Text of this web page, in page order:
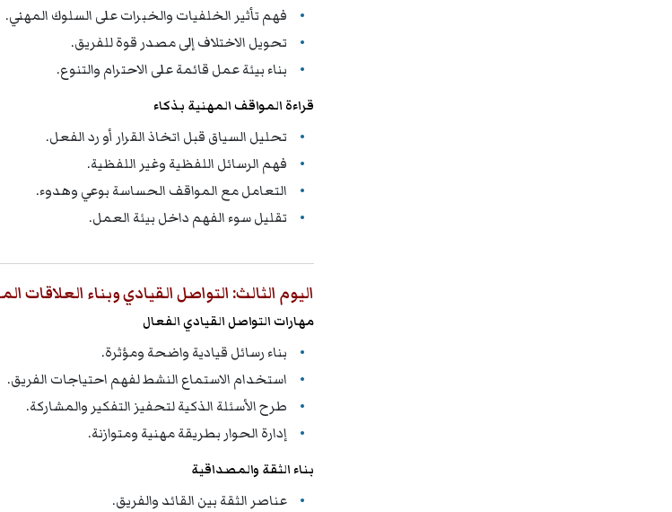
فهم تأثير الخلفيات والخبرات على السلوك المهني.
تحويل الاختلاف إلى مصدر قوة للفريق.
بناء بيئة عمل قائمة على الاحترام والتنوع.
قراءة المواقف المهنية بذكاء
تحليل السياق قبل اتخاذ القرار أو رد الفعل.
فهم الرسائل اللفظية وغير اللفظية.
التعامل مع المواقف الحساسة بوعي وهدوء.
تقليل سوء الفهم داخل بيئة العمل.
اليوم الثالث: التواصل القيادي وبناء العلاقات
مهارات التواصل القيادي الفعال
بناء رسائل قيادية واضحة ومؤثرة.
استخدام الاستماع النشط لفهم احتياجات الفريق.
طرح الأسئلة الذكية لتحفيز التفكير والمشاركة.
إدارة الحوار بطريقة مهنية ومتوازنة.
بناء الثقة والمصداقية
عناصر الثقة بين القائد والفريق.